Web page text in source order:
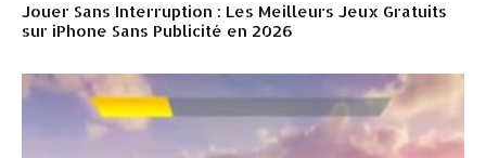
Jouer Sans Interruption : Les Meilleurs Jeux Gratuits
sur iPhone Sans Publicité en 2026